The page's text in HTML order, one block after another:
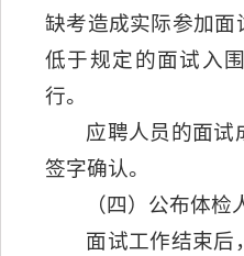
缺考造成实际参加面
低于规定的面试入
行。
应聘人员的面试
签字确认。
（四）公布体检
面试工作结束后